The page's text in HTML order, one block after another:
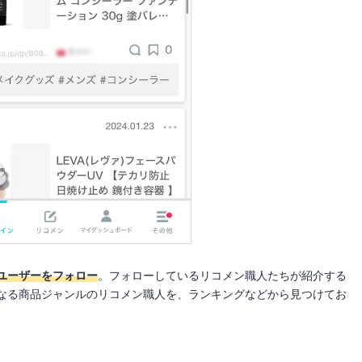
ーザーをフォロー。フォローしているリコメン職人たちが紹介する
商品ジャンルのリコメン職人を、ランキングなどから見つけてお